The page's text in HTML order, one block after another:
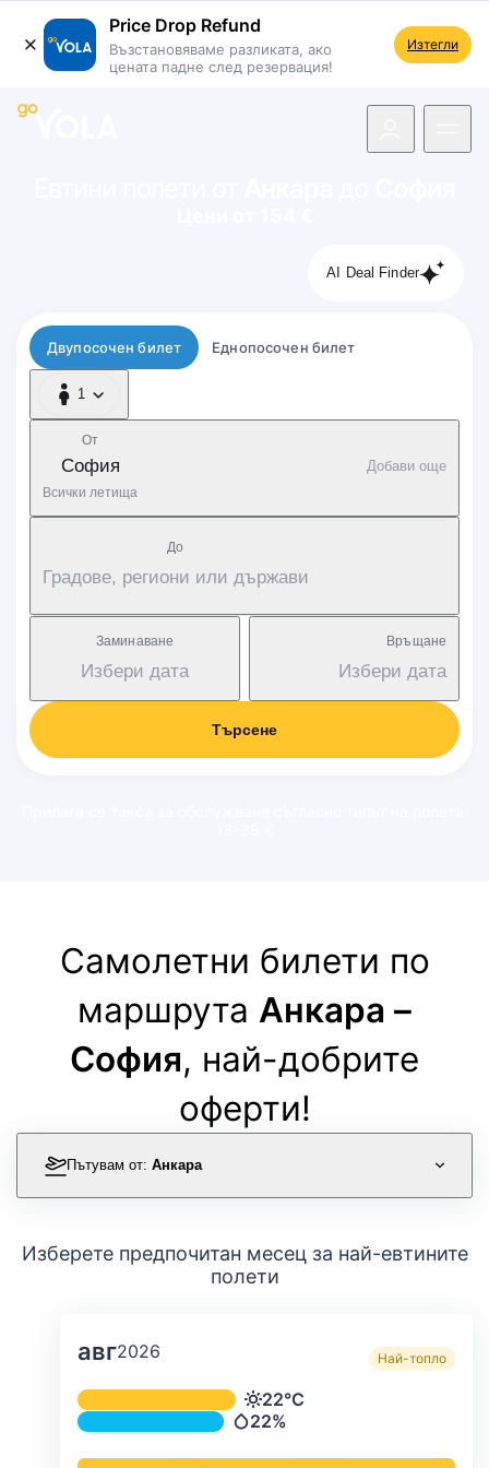
Price Drop Refund
Възстановяваме разликата, ако
цената падне след резервация!
Изтегли
AI Deal Finder
Тип полет
Двупосочен билет Еднопосочен билет
1
1 Пътник
От
София
Всички летища
Добави още
Дo
Градове, региони или държави
Заминаване
Избери дата
Връщане
Избери дата
Търсене
Самолетни билети по
маршрута Анкара –
София, най-добрите
оферти!
Пътувам от: Анкара
Изберете предпочитан месец за най-евтините
полети
авг2026 Най-топло
Средна месечна температура и
Температура
22°C
Валежи
22%